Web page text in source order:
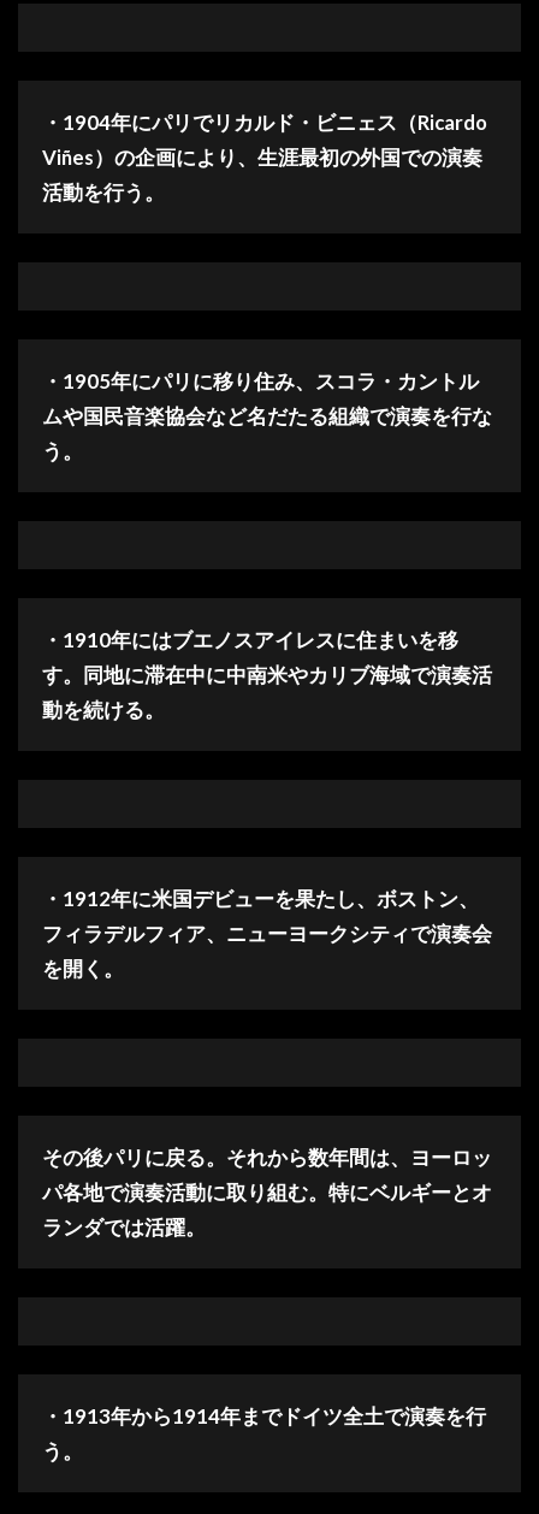
・1904年にパリでリカルド・ビニェス（Ricardo
Viñes）の企画により、生涯最初の外国での演奏
活動を行う。
・1905年にパリに移り住み、スコラ・カントル
ムや国民音楽協会など名だたる組織で演奏を行な
う。
・1910年にはブエノスアイレスに住まいを移
す。同地に滞在中に中南米やカリブ海域で演奏活
動を続ける。
・1912年に米国デビューを果たし、ボストン、
フィラデルフィア、ニューヨークシティで演奏会
を開く。
その後パリに戻る。それから数年間は、ヨーロッ
パ各地で演奏活動に取り組む。特にベルギーとオ
ランダでは活躍。
・1913年から1914年までドイツ全土で演奏を行
う。